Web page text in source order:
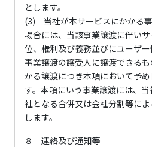
とします。
(3) 当社が本サービスにかかる
場合には、当該事業譲渡に伴い
位、権利及び義務並びにユーザ
事業譲渡の譲受人に譲渡できる
かる譲渡につき本項において予
す。本項にいう事業譲渡には、
社となる合併又は会社分割等に
します。
８ 連絡及び通知等